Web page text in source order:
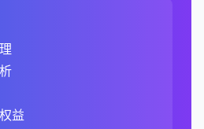
击率和转化率。正确实施结构
明显的竞争优势，特别是在竞
存在的内容。
不准确的标记。
验证标记。
置和展示方式直接影响点击
据多个位置（如有机结果、
等）可以提高品牌可见度。
构和内容直接影响用户体验
→ B → C），尽量直接重定向
301重定向至少1年，以确保搜
更新索引。
新URL，而不是依赖重定向。
标签
link标签，指定规范URL：
（如PDF），可以使用HTTP
化事件，也会被视为参与会
类型的互动事件，如页面滚
实施情况。
用户体验，包括导航、设计和
化策略。
图状态。
地图中索引了多少页面。
应。
同关键词的跳出率。
内容与用户意图不匹配或用户
总体趋势和季节性变化。
和关键词。
同搜索引擎、不同国家/地
速发现SEO机会和问题。
页面的表现图表，可以识别表
以识别潜在的链接建设机会。
竞争对手排名的关键词。
良好但你尚未针对的关键词机
提出的问题。
和子域名。
页面数量、深度）。
除不需要审计的页面。
的总外链数量。
网站的唯一域名数量。
、MarketMuse、
Frog、Sitebulb、
、Ahrefs、Moz
上的直接竞争对手。
：在有机搜索结果中与你竞争的
直接的业务竞争对手。
争对手
等工具的竞争对手分析
益